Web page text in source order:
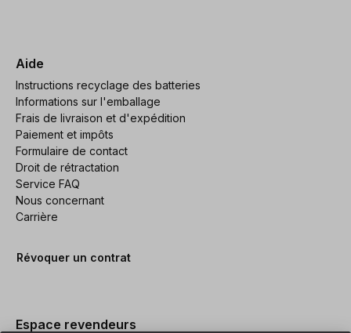
Aide
Instructions recyclage des batteries
Informations sur l'emballage
Frais de livraison et d'expédition
Paiement et impôts
Formulaire de contact
Droit de rétractation
Service FAQ
Nous concernant
Carrière
Révoquer un contrat
Espace revendeurs